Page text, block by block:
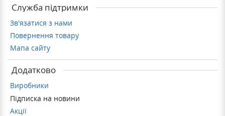
Служба підтримки
Зв'язатися з нами
Повернення товару
Мапа сайту
Додатково
Виробники
Підписка на новини
Акції